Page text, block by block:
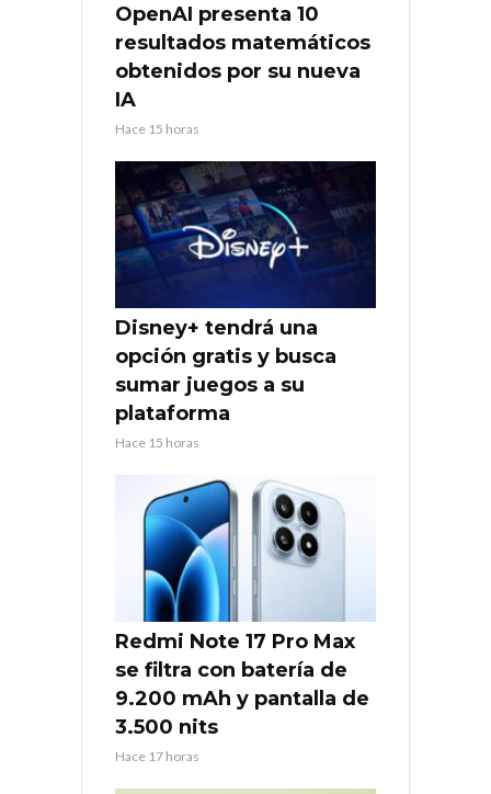
OpenAI presenta 10
resultados matemáticos
obtenidos por su nueva
IA
Hace 15 horas
Disney+ tendrá una
opción gratis y busca
sumar juegos a su
plataforma
Hace 15 horas
Redmi Note 17 Pro Max
se filtra con batería de
9.200 mAh y pantalla de
3.500 nits
Hace 17 horas